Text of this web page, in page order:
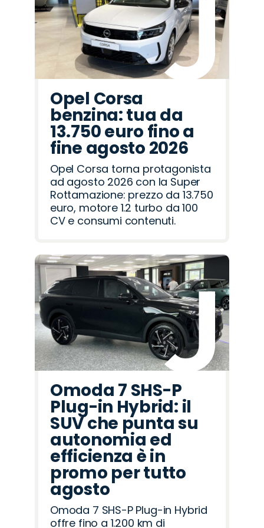
Rover
Romeo
Opel Corsa
benzina: tua da
13.750 euro fino a
fine agosto 2026
Opel Corsa torna protagonista
ad agosto 2026 con la Super
Rottamazione: prezzo da 13.750
euro, motore 1.2 turbo da 100
CV e consumi contenuti.
Omoda 7 SHS-P
Plug-in Hybrid: il
SUV che punta su
autonomia ed
efficienza è in
promo per tutto
agosto
Omoda 7 SHS-P Plug-in Hybrid
offre fino a 1.200 km di